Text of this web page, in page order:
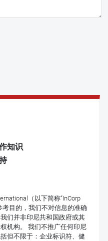
知识
（以下简称“InCorp
考目的，我们不对信息的准确
们并非印尼共和国政府或其
机构。 我们不推广任何印尼
但不限于：企业标识符、健